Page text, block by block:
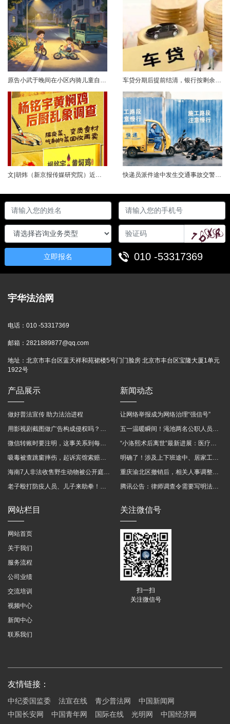
文|胡炜（新京报传媒研究院）近日，《经济参考报》的一篇关于婴幼儿纸尿裤的调查报道引爆舆论。涉事品牌、检测机构、行业协会先后发声，各方说法相互矛盾，公众焦虑情绪持续发酵。当事件陷入“罗生门”时，有一种声音悄然流传：媒体盯着问题不放，是在刻意挑刺，就是“找茬”。真是这样吗？中国行业报协会于6月23日公开发声，明确支持《经济参考报》的舆论监督行为，并呼吁社会各界支持媒体监督，推动行业规范与治理升级。 0...... 快递员派件途中发生交通事故交警部门认定全责公司赔付93万余元后一纸诉状向快递员全额追偿交通事故全责是否等同于法律上的重大过失用人单位赔付后能否向员工追偿基本案情快递员张某与某服务外包有限公司存在劳动关系。某日，张某派送快递途经施工路段，现场围挡占据大半道路，张某驾驶快递三轮车紧贴施工围挡行驶，在行驶过程中与对向驾驶二轮摩托车的罗某发生碰撞引发事故，致罗某、卢某受伤及车辆受损，卢某伤情严重。交警部门......
立即报名 010 -53317369
宇华法治网
电话： 010 -53317369
邮箱： 2821889877@qq.com
地址： 北京市丰台区蓝天祥和苑裙楼5号门门脸房 北京市丰台区宝隆大厦1单元
1922号
产品展示
做好普法宣传 助力法治进程
用影视剧截图做广告构成侵权吗？法院这样判
微信转账时要注明，这事关系到每个人……
吸毒被查跳窗摔伤，起诉宾馆索赔，法院这样判！
海南7人非法收售野生动物被公开庭审 涉案金额2100多万
老子殴打防疫人员、儿子来助拳！均被判刑
新闻动态
让网络举报成为网络治理“强信号”
五一温暖瞬间！渑池两名公职人员，路遇车祸挺身而出
“小洛熙术后离世”最新进展：医疗事故鉴定已启动
明确了！涉及上下班途中、居家工作等，这些情形可认定工伤→
重庆渝北区撤销后，相关人事调整再披露
腾讯公告：律师调查令需要写明法官手机号，2025年12月31日后施行
网站栏目
网站首页
关于我们
服务流程
公司业绩
交流培训
视频中心
新闻中心
联系我们
关注微信号
扫一扫
关注微信号
友情链接：
中纪委国监委 法宣在线 青少普法网
中国新闻网
中国长安网
中国青年网 国际在线 光明网
中国经济网